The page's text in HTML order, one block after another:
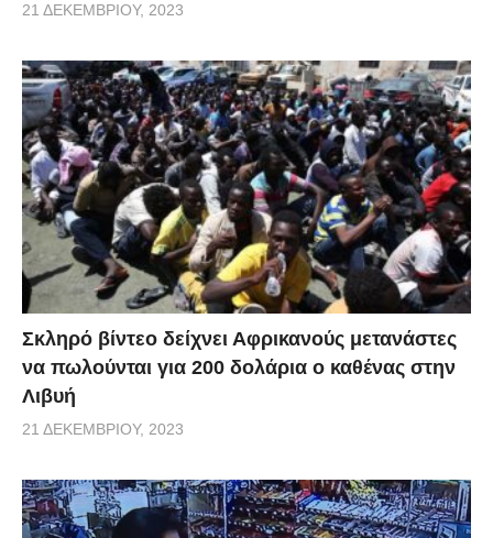
21 ΔΕΚΕΜΒΡΊΟΥ, 2023
Σκληρό βίντεο δείχνει Αφρικανούς μετανάστες
να πωλούνται για 200 δολάρια ο καθένας στην
Λιβυή
21 ΔΕΚΕΜΒΡΊΟΥ, 2023